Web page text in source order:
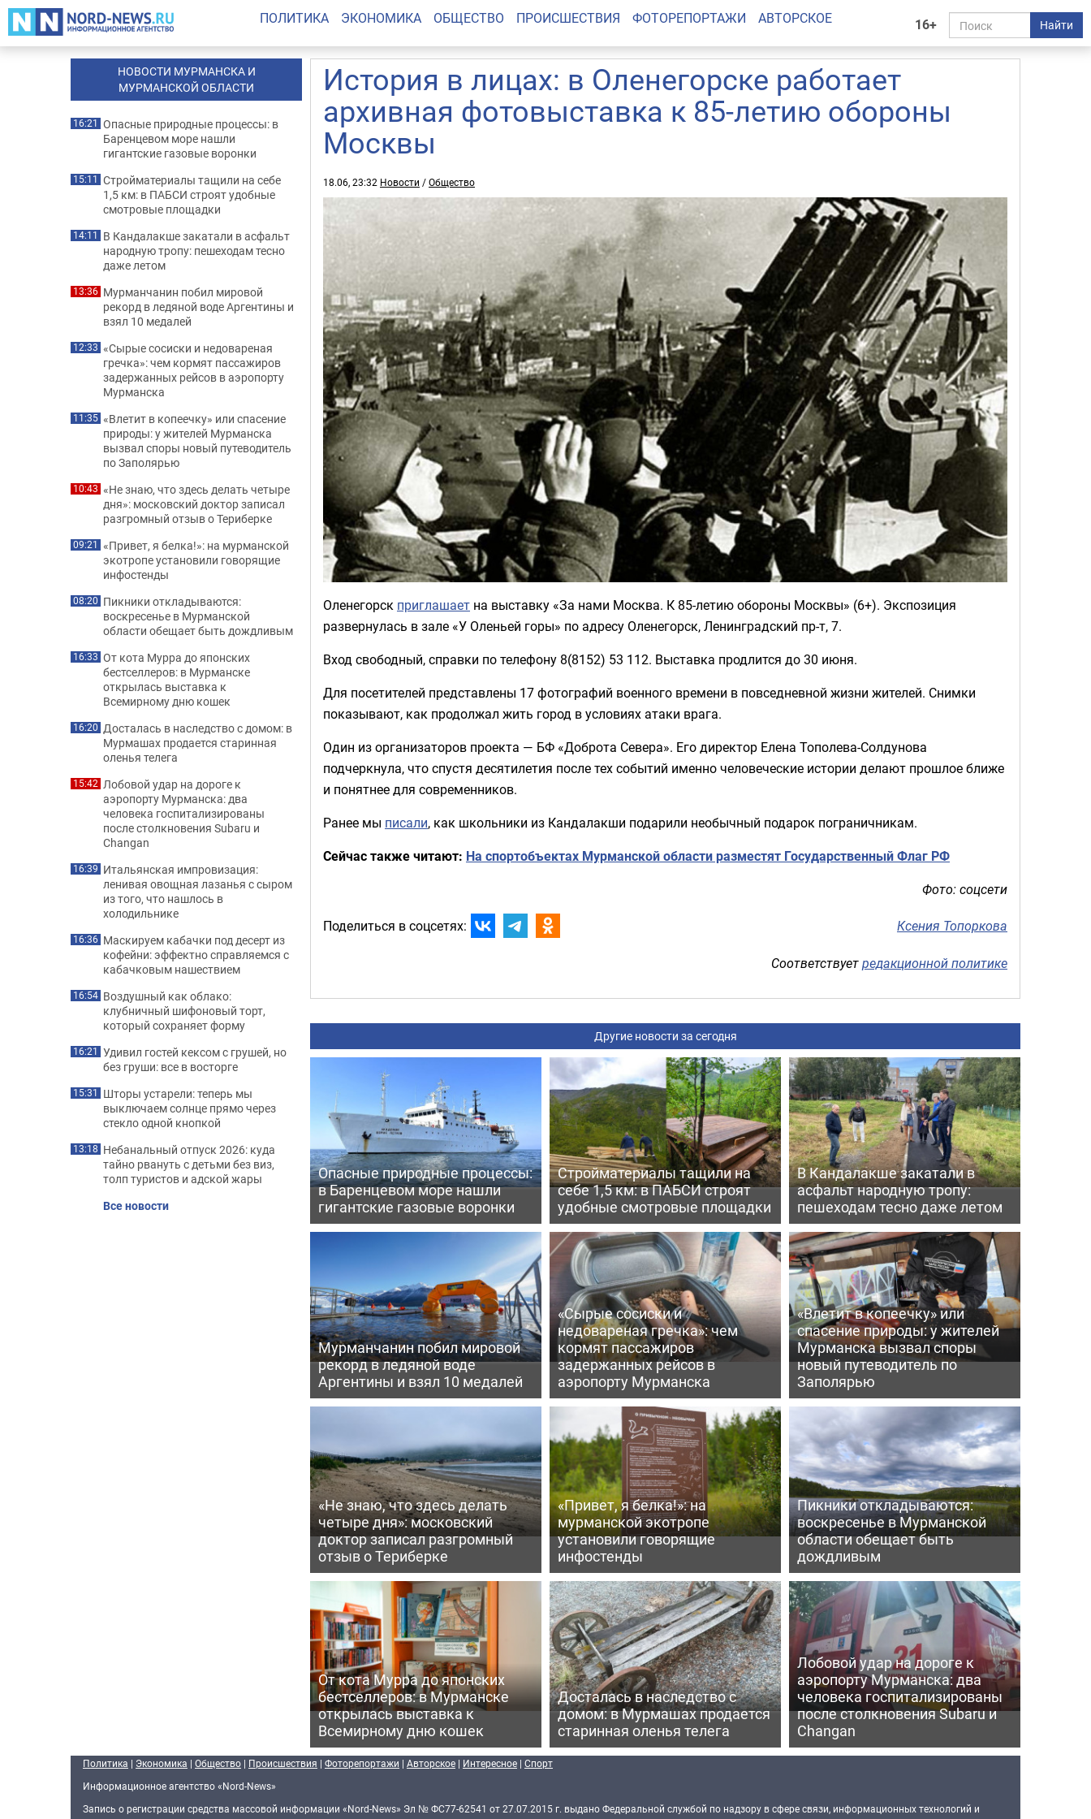
16+ Найти
ПОЛИТИКА ЭКОНОМИКА ОБЩЕСТВО ПРОИСШЕСТВИЯ ФОТОРЕПОРТАЖИ АВТОРСКОЕ
История в лицах: в Оленегорске работает
архивная фотовыставка к 85-летию обороны
Москвы
18.06, 23:32 Новости /Общество
Оленегорск приглашает на выставку «За нами Москва. К 85-летию обороны Москвы» (6+). Экспозиция
развернулась в зале «У Оленьей горы» по адресу Оленегорск, Ленинградский пр-т, 7.
Вход свободный, справки по телефону 8(8152) 53 112. Выставка продлится до 30 июня.
Для посетителей представлены 17 фотографий военного времени в повседневной жизни жителей. Снимки
показывают, как продолжал жить город в условиях атаки врага.
Один из организаторов проекта — БФ «Доброта Севера». Его директор Елена Тополева-Солдунова
подчеркнула, что спустя десятилетия после тех событий именно человеческие истории делают прошлое ближе
и понятнее для современников.
Ранее мы писали, как школьники из Кандалакши подарили необычный подарок пограничникам.
Сейчас также читают: На спортобъектах Мурманской области разместят Государственный Флаг РФ
Фото: соцсети
Поделиться в соцсетях: Ксения Топоркова
Соответствуетредакционной политике
Другие новости за сегодня
Опасные природные процессы:
в Баренцевом море нашли
гигантские газовые воронки
Стройматериалы тащили на
себе 1,5 км: в ПАБСИ строят
удобные смотровые площадки
В Кандалакше закатали в
асфальт народную тропу:
пешеходам тесно даже летом
Мурманчанин побил мировой
рекорд в ледяной воде
Аргентины и взял 10 медалей
«Сырые сосиски и
недовареная гречка»: чем
кормят пассажиров
задержанных рейсов в
аэропорту Мурманска
«Влетит в копеечку» или
спасение природы: у жителей
Мурманска вызвал споры
новый путеводитель по
Заполярью
«Не знаю, что здесь делать
четыре дня»: московский
доктор записал разгромный
отзыв о Териберке
«Привет, я белка!»: на
мурманской экотропе
установили говорящие
инфостенды
Пикники откладываются:
воскресенье в Мурманской
области обещает быть
дождливым
От кота Мурра до японских
бестселлеров: в Мурманске
открылась выставка к
Всемирному дню кошек
Досталась в наследство с
домом: в Мурмашах продается
старинная оленья телега
Лобовой удар на дороге к
аэропорту Мурманска: два
человека госпитализированы
после столкновения Subaru и
Changan
НОВОСТИ МУРМАНСКА И
МУРМАНСКОЙ ОБЛАСТИ
16:21 Опасные природные процессы: в
Баренцевом море нашли
гигантские газовые воронки
15:11 Стройматериалы тащили на себе
1,5 км: в ПАБСИ строят удобные
смотровые площадки
14:11 В Кандалакше закатали в асфальт
народную тропу: пешеходам тесно
даже летом
13:36 Мурманчанин побил мировой
рекорд в ледяной воде Аргентины и
взял 10 медалей
12:33 «Сырые сосиски и недовареная
гречка»: чем кормят пассажиров
задержанных рейсов в аэропорту
Мурманска
11:35 «Влетит в копеечку» или спасение
природы: у жителей Мурманска
вызвал споры новый путеводитель
по Заполярью
10:43 «Не знаю, что здесь делать четыре
дня»: московский доктор записал
разгромный отзыв о Териберке
09:21 «Привет, я белка!»: на мурманской
экотропе установили говорящие
инфостенды
08:20 Пикники откладываются:
воскресенье в Мурманской
области обещает быть дождливым
16:33 От кота Мурра до японских
бестселлеров: в Мурманске
открылась выставка к
Всемирному дню кошек
16:20 Досталась в наследство с домом: в
Мурмашах продается старинная
оленья телега
15:42 Лобовой удар на дороге к
аэропорту Мурманска: два
человека госпитализированы
после столкновения Subaru и
Changan
16:39 Итальянская импровизация:
ленивая овощная лазанья с сыром
из того, что нашлось в
холодильнике
16:36 Маскируем кабачки под десерт из
кофейни: эффектно справляемся с
кабачковым нашествием
16:54 Воздушный как облако:
клубничный шифоновый торт,
который сохраняет форму
16:21 Удивил гостей кексом с грушей, но
без груши: все в восторге
15:31 Шторы устарели: теперь мы
выключаем солнце прямо через
стекло одной кнопкой
13:18 Небанальный отпуск 2026: куда
тайно рвануть с детьми без виз,
толп туристов и адской жары
Все новости
Политика | Экономика | Общество | Происшествия | Фоторепортажи | Авторское | Интересное | Спорт
Информационное агентство «Nord-News»
Запись о регистрации средства массовой информации «Nord-News» Эл № ФС77-62541 от 27.07.2015 г. выдано Федеральной службой по надзору в сфере связи, информационных технологий и